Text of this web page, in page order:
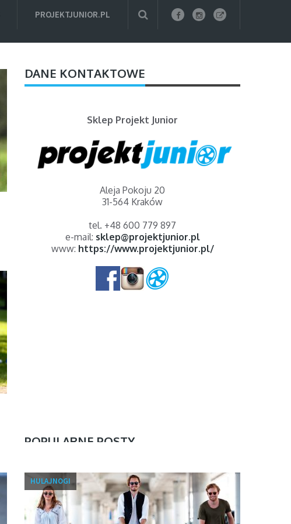
PROJEKTJUNIOR.PL
DANE KONTAKTOWE
Sklep Projekt Junior
Aleja Pokoju 20
31-564 Kraków
tel. +48 600 779 897
e-mail: sklep@projektjunior.pl
www: https://www.projektjunior.pl/
POPULARNE POSTY
Rolki dla dziewczynek, a rolki
dla chłopców …
24 września, 2019 0
HULAJNOGI